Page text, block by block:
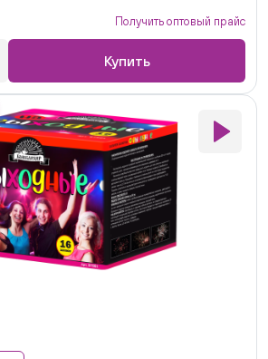
Получить оптовый прайс
Купить